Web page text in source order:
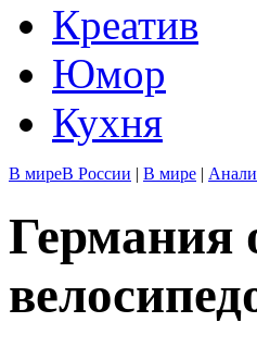
Креатив
Юмор
Кухня
В миреВ России | В мире |
Германия